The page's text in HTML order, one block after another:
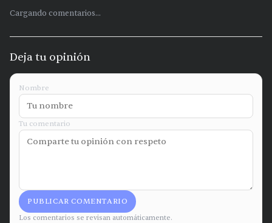
Cargando comentarios...
Deja tu opinión
Nombre
Tu comentario
PUBLICAR COMENTARIO
Los comentarios se revisan automáticamente.